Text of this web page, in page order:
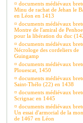
¤ documents médiévaux
Minu de rachat de Jehan le
en Léon en 1413
¤ documents médiévaux
Montre de l'amiral de
pour la libération du duc
¤ documents médiévaux
Nécrologe des cordeliers de
Guingamp
¤ documents médiévaux
Plouescat, 1450
¤ documents médiévaux
Saint-Thélo (22) en 1438
¤ documents médiévaux
Scrignac en 1445
¤ documents médiévaux
Un essai d'armorial de la
de 1467 en Léon